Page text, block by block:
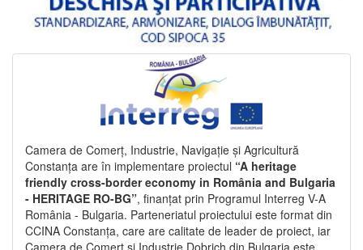
Camera de Comerț, Industrie, Navigație și Agricultură
Constanța are în implementare proiectul “A heritage
friendly cross-border economy in România and Bulgaria
- HERITAGE RO-BG”, finanțat prin Programul Interreg V-A
România - Bulgaria. Parteneriatul proiectului este format din
CCINA Constanța, care are calitate de leader de proiect, iar
Camera de Comerț și Industrie Dobrich din Bulgaria este